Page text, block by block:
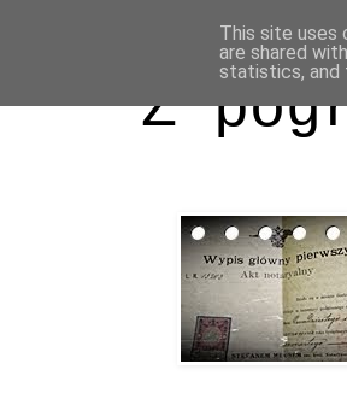
Z
This site uses
are shared
statistics, and